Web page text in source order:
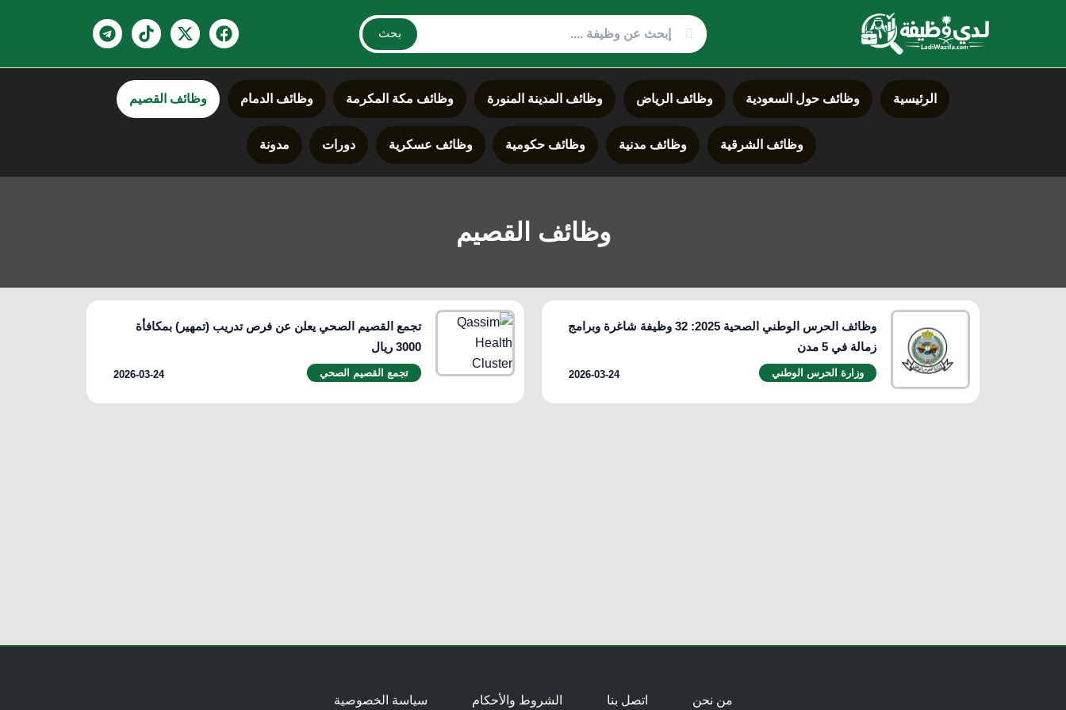
بحث
الرئيسية وظائف حول السعودية وظائف الرياض وظائف المدينة المنورة وظائف مكة المكرمة وظائف الدمام وظائف القصيم
وظائف الشرقية وظائف مدنية وظائف حكومية وظائف عسكرية دورات مدونة
وظائف القصيم
وظائف الحرس الوطني الصحية 2025: 32 وظيفة شاغرة وبرامج
زمالة في 5 مدن
وزارة الحرس الوطني 2026-03-24
تجمع القصيم الصحي يعلن عن فرص تدريب (تمهير) بمكافأة
3000 ريال
تجمع القصيم الصحي 2026-03-24
من نحن اتصل بنا الشروط والأحكام سياسة الخصوصية